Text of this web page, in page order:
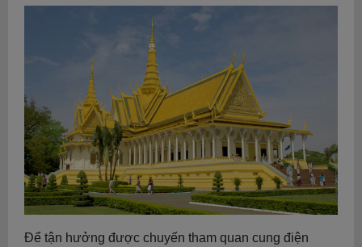
Để tận hưởng được chuyến tham quan cung điện